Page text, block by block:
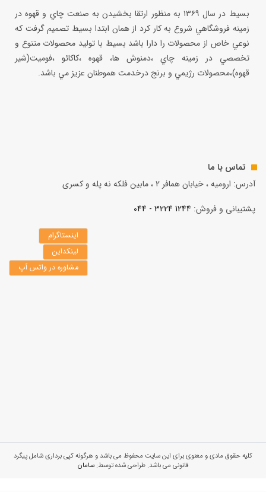
بسيط در سال ۱۳۶۹ به منظور ارتقا بخشيدن به صنعت چاي و قهوه در
زمينه فروشگاهي شروع به كار كرد از همان ابتدا بسيط تصميم گرفت كه
نوعي خاص از محصولات را دارا باشد بسيط با توليد محصولات متنوع و
تخصصي در زمينه چاي ،دمنوش ها، قهوه ،كاكائو ،فوميت(شير
قهوه)،محصولات رژيمي و برنج درخدمت هموطنان عزيز مي باشد.
تماس با ما
آدرس: ارومیه ، خیابان همافر 2 ، مابين فلكه نه پله و کسری
پشتیبانی و فروش: 1244 3224 - 044
اینستاگرام
لینکداین
مشاوره در واتس آپ
کلیه حقوق مادی و معنوی برای این سایت محفوظ می باشد و هرگونه کپی برداری شامل پیگرد
قانونی می باشد. طراحی شده توسط:سامان